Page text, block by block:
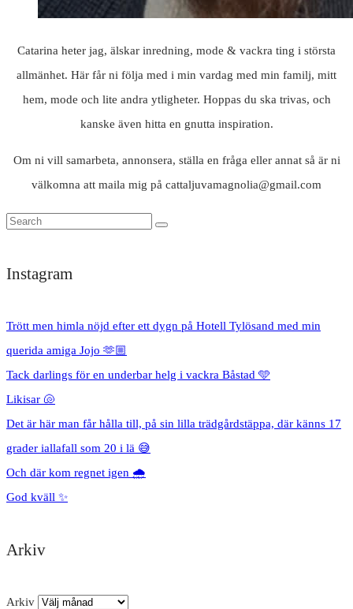
Catarina heter jag, älskar inredning, mode & vackra ting i största
allmänhet. Här får ni följa med i min vardag med min familj, mitt
hem, mode och lite andra ytligheter. Hoppas du ska trivas, och
kanske även hitta en gnutta inspiration.
Om ni vill samarbeta, annonsera, ställa en fråga eller annat så är ni
välkomna att maila mig på cattaljuvamagnolia@gmail.com
Instagram
Trött men himla nöjd efter ett dygn på Hotell Tylösand med min
querida amiga Jojo 🫶🏼
Tack darlings för en underbar helg i vackra Båstad 🩵
Likisar 🐚
Det är här man får hålla till, på sin lilla trädgårdstäppa, där känns 17
grader iallafall som 20 i lä 😅
Och där kom regnet igen 🌧️
God kväll ✨
Arkiv
Arkiv